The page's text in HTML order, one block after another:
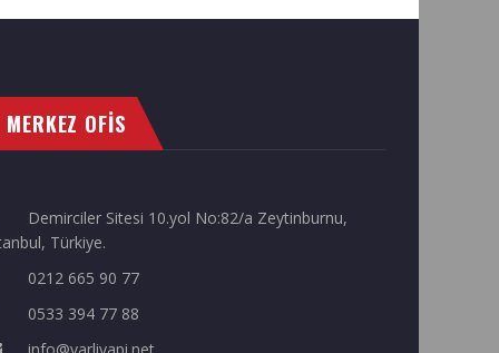
MERKEZ OFİS
Demirciler Sitesi 10.yol No:82/a Zeytinburnu,
Türkiye.
0212 665 90 77
0533 394 77 88